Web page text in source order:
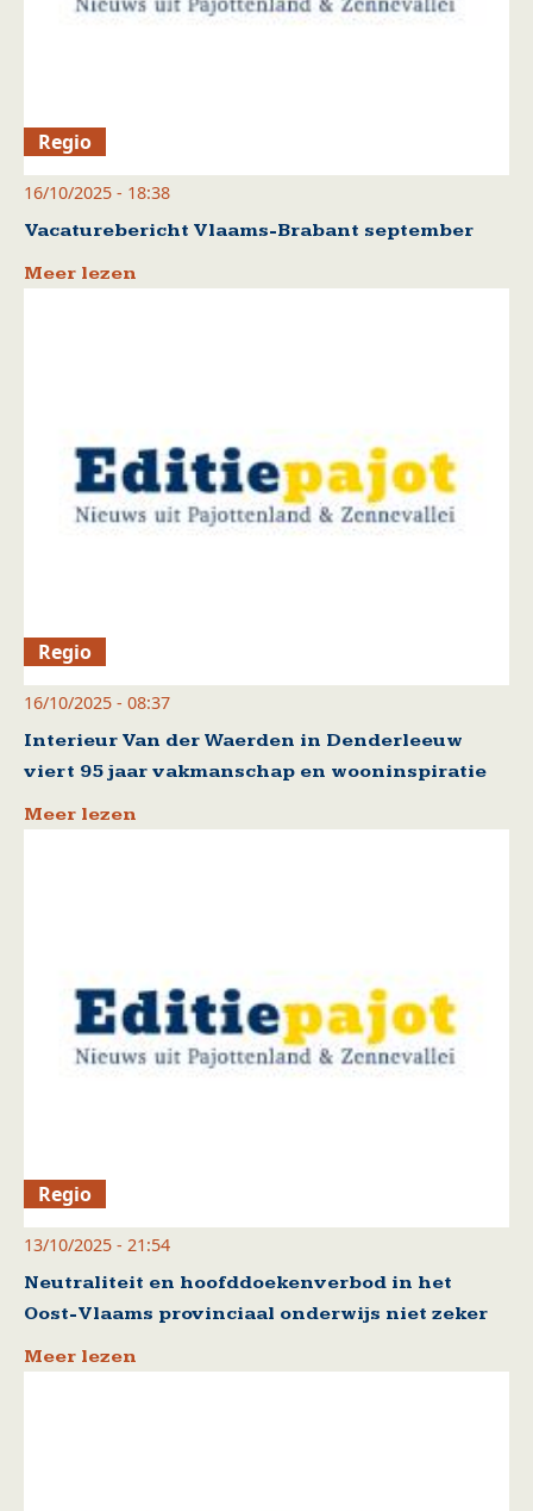
Regio
16/10/2025 - 18:38
Vacaturebericht Vlaams-Brabant september
Meer lezen
Regio
16/10/2025 - 08:37
Interieur Van der Waerden in Denderleeuw
viert 95 jaar vakmanschap en wooninspiratie
Meer lezen
Regio
13/10/2025 - 21:54
Neutraliteit en hoofddoekenverbod in het
Oost-Vlaams provinciaal onderwijs niet zeker
Meer lezen